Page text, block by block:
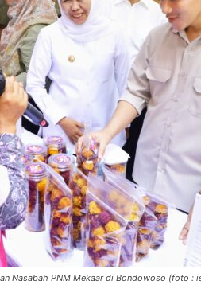
Nasabah PNM Mekaar di Bondowoso (foto :